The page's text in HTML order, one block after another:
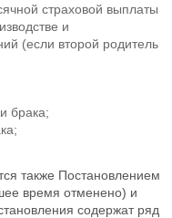
страховой выплаты
и
(если второй родитель
брака;
также Постановлением
время отменено) и
содержат ряд